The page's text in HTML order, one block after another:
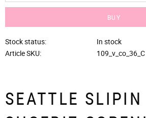
BUY
Stock status
In stock
Article SKU
109_v_co_36_C
SEATTLE SLIPIN